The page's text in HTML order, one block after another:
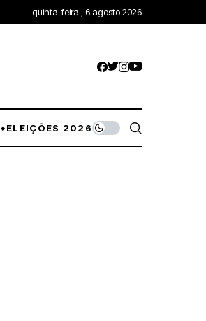
quinta-feira , 6 agosto 2026
♦ELEIÇÕES 2026